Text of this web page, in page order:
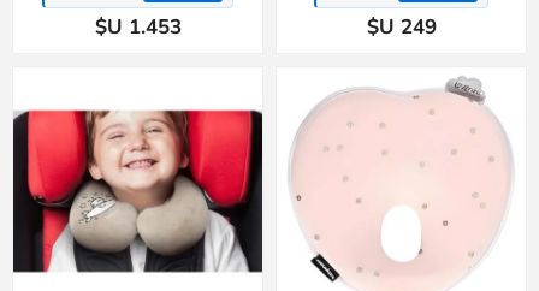
$U 1.453 $U 249